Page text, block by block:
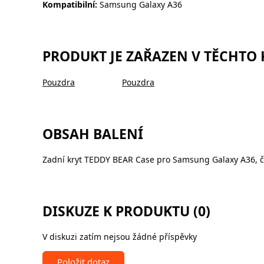
Kompatibilní: Samsung Galaxy A36
PRODUKT JE ZAŘAZEN V TĚCHTO
Pouzdra Pouzdra
OBSAH BALENÍ
Zadní kryt TEDDY BEAR Case pro Samsung Galaxy A36,
DISKUZE K PRODUKTU (0)
V diskuzi zatím nejsou žádné příspěvky
Položit dotaz